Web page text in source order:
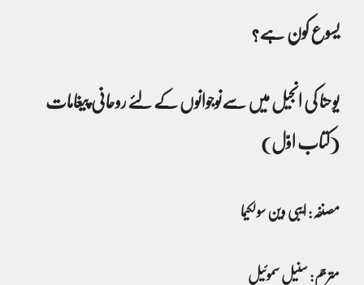
یسوع کون ہے؟
یوحنا کی انجیل میں سےنوجوانوں کے لئے روحانی پیغامات
(کتاب اوّل)
مصنفہ: ایبی وین سولکیما
مترجم: سنیل سموئیل